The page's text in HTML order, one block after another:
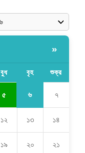
»
বুধ বৃহ শুক্র
৫ ৬ ৭
১২ ১৩ ১৪
১৯ ২০ ২১